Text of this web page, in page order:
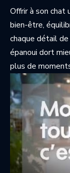
Offrir à son chat
bien-être,
chaque détail
épanoui dort
plus de